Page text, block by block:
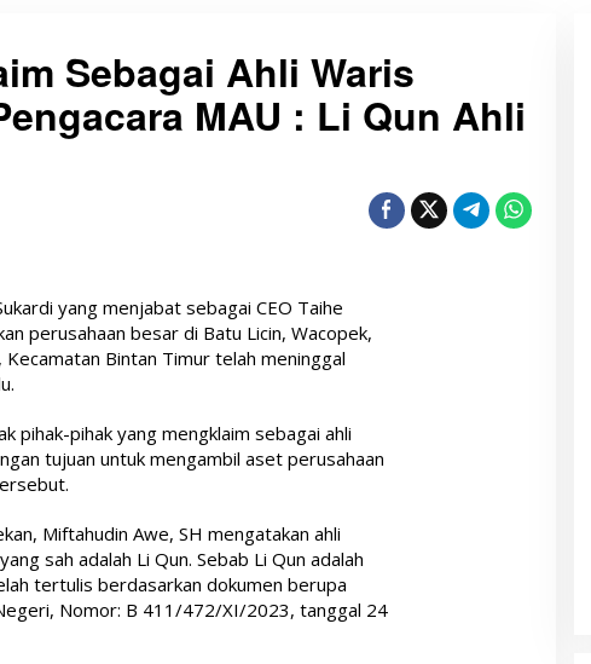
Sebagai Ahli Waris
MAU : Li Qun Ahli
yang menjabat sebagai CEO Taihe
perusahaan besar di Batu Licin, Wacopek,
Kecamatan Bintan Timur telah meninggal
pihak-pihak yang mengklaim sebagai ahli
tujuan untuk mengambil aset perusahaan
Miftahudin Awe, SH mengatakan ahli
sah adalah Li Qun. Sebab Li Qun adalah
tertulis berdasarkan dokumen berupa
Nomor: B 411/472/XI/2023, tanggal 24